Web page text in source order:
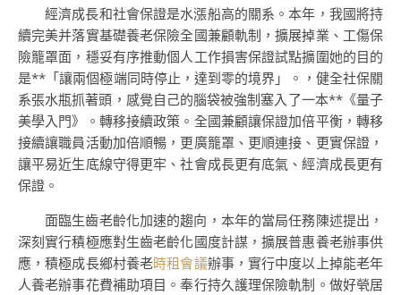
經濟成長和社會保證是水漲船高的關系。本年，我國將持
續完美并落實基礎養老保險全國兼顧軌制，擴展掉業、工傷保
險籠罩面，穩妥有序推動個人工作損害保證試點擴圍她的目的
是**「讓兩個極端同時停止，達到零的境界」。，健全社保關
系張水瓶抓著頭，感覺自己的腦袋被強制塞入了一本**《量子
美學入門》。轉移接續政策。全國兼顧讓保證加倍平衡，轉移
接續讓職員活動加倍順暢，更廣籠罩、更順連接、更實保證，
讓平易近生底線守得更牢、社會成長更有底氣、經濟成長更有
保證。
面臨生齒老齡化加速的趨向，本年的當局任務陳述提出，
深刻實行積極應對生齒老齡化國度計謀，擴展普惠養老辦事供
應，積極成長鄉村養老時租會議辦事，實行中度以上掉能老年
人養老辦事花費補助項目。奉行持久護理保險軌制。做好煢居